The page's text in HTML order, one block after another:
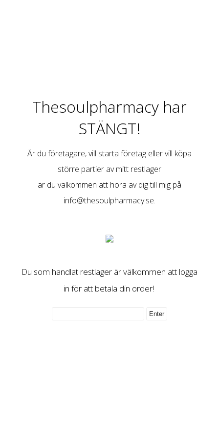
Thesoulpharmacy har
STÄNGT!
Är du företagare, vill starta företag eller vill köpa
större partier av mitt restlager
är du välkommen att höra av dig till mig på
info@thesoulpharmacy.se.
Du som handlat restlager är välkommen att logga
in för att betala din order!